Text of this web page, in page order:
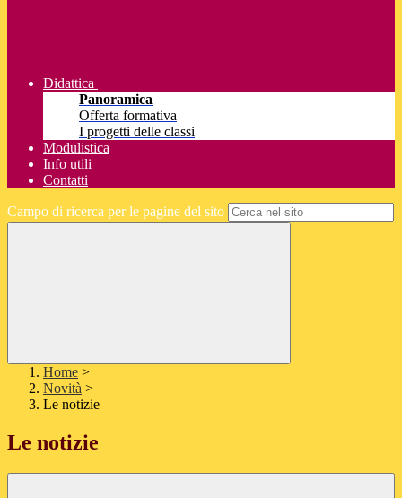
Didattica
Panoramica
Offerta formativa
I progetti delle classi
Modulistica
Info utili
Contatti
Campo di ricerca per le pagine del sito
Home >
Novità >
Le notizie
Le notizie